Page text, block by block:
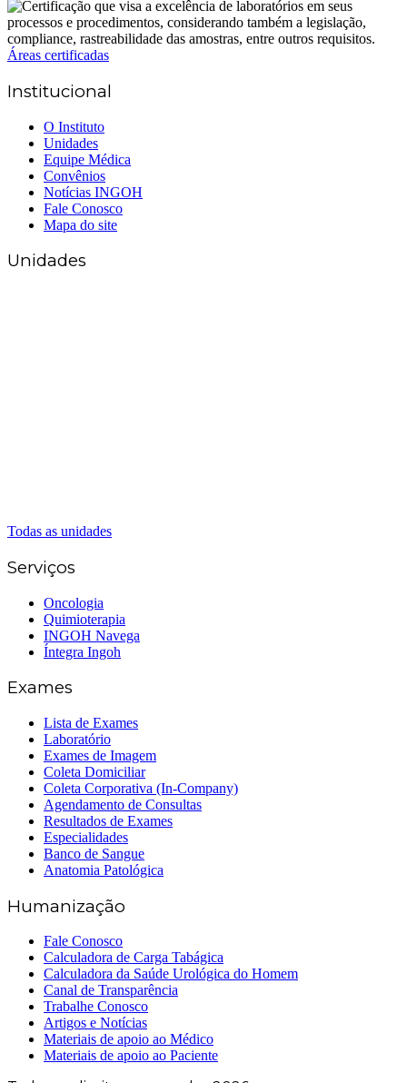
Áreas certificadas
Institucional
O Instituto
Unidades
Equipe Médica
Convênios
Notícias INGOH
Fale Conosco
Mapa do site
Unidades
Todas as unidades
Serviços
Oncologia
Quimioterapia
INGOH Navega
Íntegra Ingoh
Exames
Lista de Exames
Laboratório
Exames de Imagem
Coleta Domiciliar
Coleta Corporativa (In-Company)
Agendamento de Consultas
Resultados de Exames
Especialidades
Banco de Sangue
Anatomia Patológica
Humanização
Fale Conosco
Calculadora de Carga Tabágica
Calculadora da Saúde Urológica do Homem
Canal de Transparência
Trabalhe Conosco
Artigos e Notícias
Materiais de apoio ao Médico
Materiais de apoio ao Paciente